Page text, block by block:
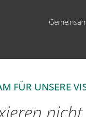
FÜR UNSERE